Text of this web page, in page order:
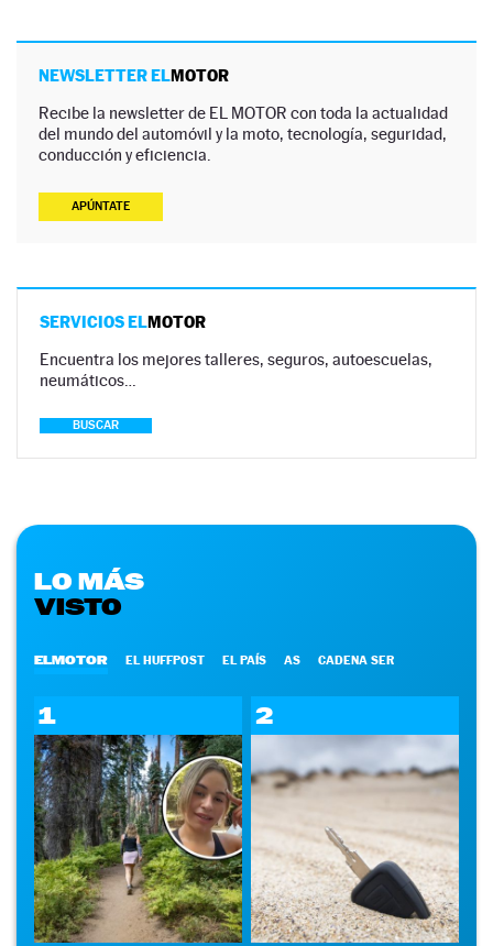
NEWSLETTER ELMOTOR
Recibe la newsletter de EL MOTOR con toda la actualidad
del mundo del automóvil y la moto, tecnología, seguridad,
conducción y eficiencia.
APÚNTATE
SERVICIOS ELMOTOR
Encuentra los mejores talleres, seguros, autoescuelas,
neumáticos…
BUSCAR
LO MÁS
VISTO
ELMOTOR EL HUFFPOST EL PAÍS AS CADENA SER
1 2